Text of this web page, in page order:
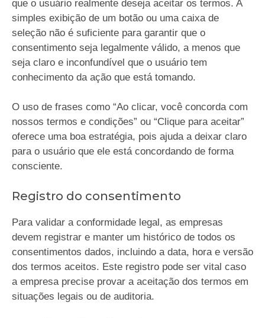
que o usuário realmente deseja aceitar os termos. A
simples exibição de um botão ou uma caixa de
seleção não é suficiente para garantir que o
consentimento seja legalmente válido, a menos que
seja claro e inconfundível que o usuário tem
conhecimento da ação que está tomando.
O uso de frases como “Ao clicar, você concorda com
nossos termos e condições” ou “Clique para aceitar”
oferece uma boa estratégia, pois ajuda a deixar claro
para o usuário que ele está concordando de forma
consciente.
Registro do consentimento
Para validar a conformidade legal, as empresas
devem registrar e manter um histórico de todos os
consentimentos dados, incluindo a data, hora e versão
dos termos aceitos. Este registro pode ser vital caso
a empresa precise provar a aceitação dos termos em
situações legais ou de auditoria.